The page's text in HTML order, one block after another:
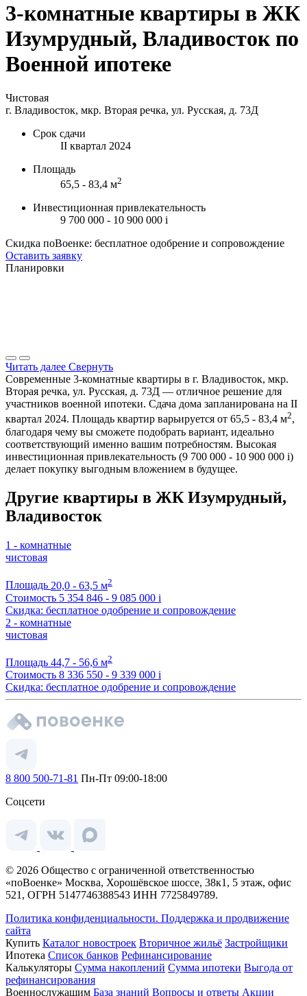
3-комнатные квартиры в ЖК
Изумрудный, Владивосток по
Военной ипотеке
Чистовая
г. Владивосток, мкр. Вторая речка, ул. Русская, д. 73Д
Срок сдачи
II квартал 2024
Площадь
65,5 - 83,4 м2
Инвестиционная привлекательность
9 700 000 - 10 900 000 i
Скидка поВоенке: бесплатное одобрение и сопровождение
Оставить заявку
Планировки
Читать далее Свернуть
Современные 3-комнатные квартиры в г. Владивосток, мкр.
Вторая речка, ул. Русская, д. 73Д — отличное решение для
участников военной ипотеки. Сдача дома запланирована на II
квартал 2024. Площадь квартир варьируется от 65,5 - 83,4 м2,
благодаря чему вы сможете подобрать вариант, идеально
соответствующий именно вашим потребностям. Высокая
инвестиционная привлекательность (9 700 000 - 10 900 000 i)
делает покупку выгодным вложением в будущее.
Другие квартиры в ЖК Изумрудный,
Владивосток
1 - комнатные
чистовая
Площадь 20,0 - 63,5 м2
Стоимость 5 354 846 - 9 085 000 i
Скидка: бесплатное одобрение и сопровождение
2 - комнатные
чистовая
Площадь 44,7 - 56,6 м2
Стоимость 8 336 550 - 9 339 000 i
Скидка: бесплатное одобрение и сопровождение
8 800 500-71-81 Пн-Пт 09:00-18:00
Соцсети
© 2026 Общество с ограниченной ответственностью
«поВоенке» Москва, Хорошёвское шоссе, 38к1, 5 этаж, офис
521, ОГРН 5147746388543 ИНН 7725849789.
Политика конфиденциальности. Поддержка и продвижение
сайта
Купить Каталог новостроек Вторичное жильё Застройщики
Ипотека Список банков Рефинансирование
Калькуляторы Сумма накоплений Сумма ипотеки Выгода от
рефинансирования
Военнослужащим База знаний Вопросы и ответы Акции